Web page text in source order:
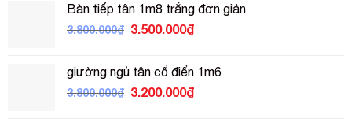
3.800.000₫.là:
3.500.000₫.
Bàn tiếp tân 1m8 trắng đơn giản
3.800.000₫ Giá
3.800.000₫.
3.500.000₫Giá
là:
3.500.000₫.
giường ngủ tân cổ điển 1m6
3.800.000₫ Giá
3.200.000₫Giá